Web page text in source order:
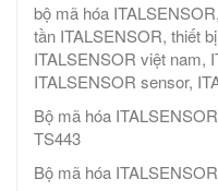
bộ mã hóa
tần ITALSENSOR, thiết
ITALSENSOR việt nam,
ITALSENSOR sensor,
Bộ mã hóa
TS443
Bộ mã hóa